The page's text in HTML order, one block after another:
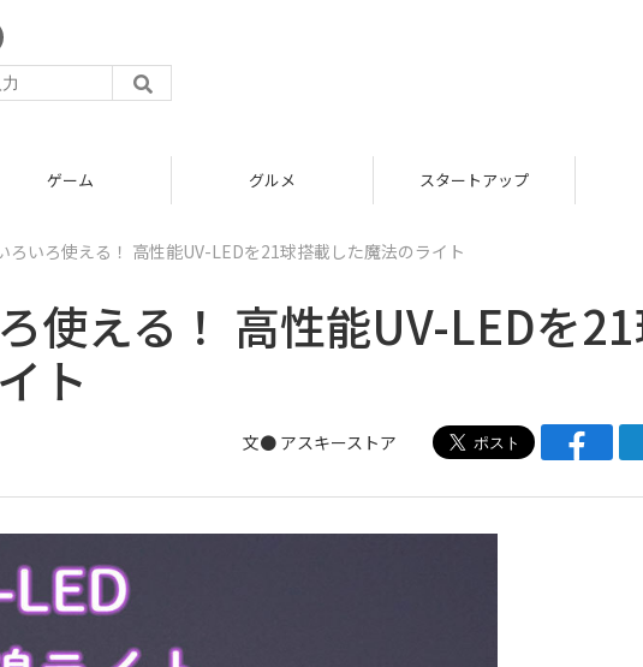
ゲーム グルメ スタートアップ
ろいろ使える！ 高性能UV-LEDを21球搭載した魔法のライト
使える！ 高性能UV-LEDを
ト
文● アスキーストア